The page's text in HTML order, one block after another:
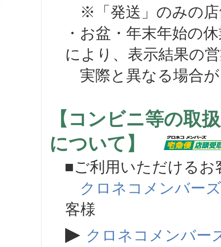
※「発送」のみの店
・お盆・年末年始の
により、表示結果の
実際と異なる場合が
【コンビニ等の取
について】
■ご利用いただけるお
クロネコメンバーズ
客様
▶ クロネコメンバー